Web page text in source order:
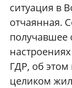
ситуация в
отчаянная.
получавшее
ГДР, об этом
целиком